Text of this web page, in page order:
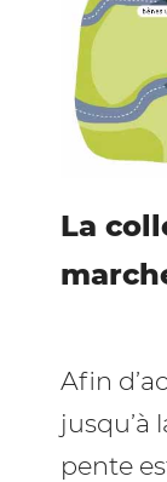
La
Afin
jusqu’à
pente